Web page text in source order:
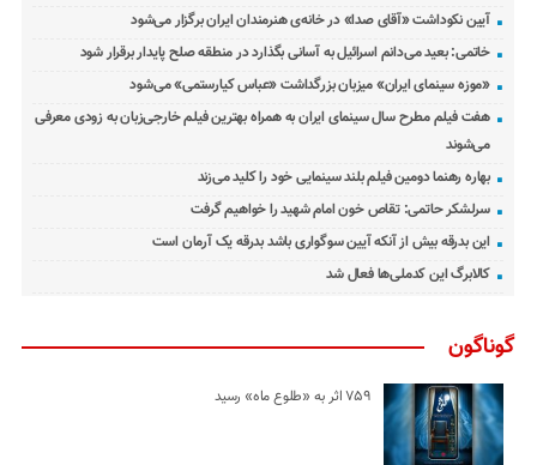
آیین نکوداشت «آقای صدا» در خانه‌ی هنرمندان ایران برگزار می‌شود
خاتمی: بعید می‌دانم اسرائیل به آسانی بگذارد در منطقه صلح پایدار برقرار شود
«موزه سینمای ایران» میزبان بزرگداشت «عباس کیارستمی» می‌شود
هفت فیلم مطرح سال سینمای ایران به همراه بهترین فیلم خارجی‌زبان به زودی معرفی
می‌شوند
بهاره رهنما دومین فیلم بلند سینمایی خود را کلید می‌زند
سرلشکر حاتمی: تقاص خون امام شهید را خواهیم گرفت
این بدرقه بیش از آنکه آیین سوگواری باشد بدرقه یک آرمان است
کالابرگ این کدملی‌ها فعال شد
گوناگون
۷۵۹ اثر به «طلوع ماه» رسید